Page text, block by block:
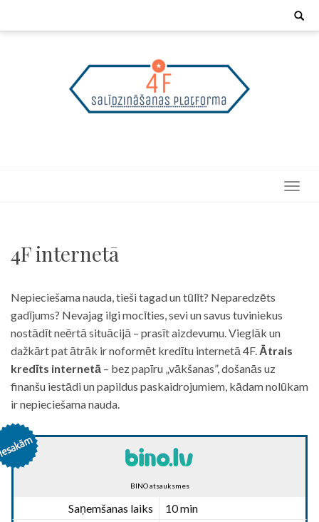
Search
4F internetā
Nepieciešama nauda, tieši tagad un tūlīt? Neparedzēts
gadījums? Nevajag ilgi mocīties, sevi un savus tuviniekus
nostādīt neērtā situācijā – prasīt aizdevumu. Vieglāk un
dažkārt pat ātrāk ir noformēt kredītu internetā 4F. Ātrais
kredīts internetā – bez papīru „vākšanas”, došanās uz
finanšu iestādi un papildus paskaidrojumiem, kādam nolūkam
ir nepieciešama nauda.
BINO atsauksmes
Saņemšanas laiks
10 min